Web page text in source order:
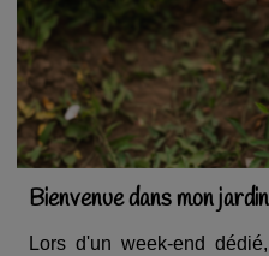
Bienvenue dans mon
Lors d'un week-end